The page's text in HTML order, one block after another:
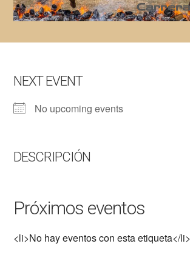
NEXT EVENT
No upcoming events
DESCRIPCIÓN
Próximos eventos
<li>No hay eventos con esta etiqueta</li>